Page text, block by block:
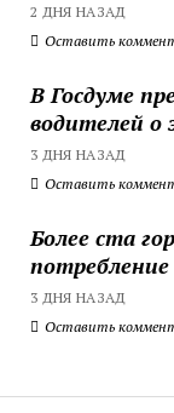
2 ДНЯ НАЗАД
Оставить
В Госдуме
водителей о
3 ДНЯ НАЗАД
Оставить
Более ста
3 ДНЯ НАЗАД
Оставить